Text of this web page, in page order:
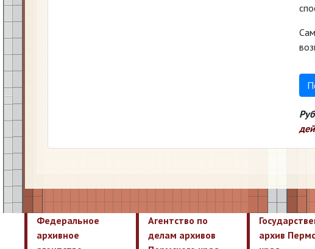
Федеральное
архивное
Агентство по
делам архивов
архив